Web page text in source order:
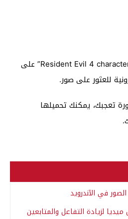
يمكنك البحث عن “Resident Evil 4 characters” على
للعثور على صور.
تعجبك، يمكنك تحميلها
في الآندرويد
لزيادة التفاعل والمتابعين